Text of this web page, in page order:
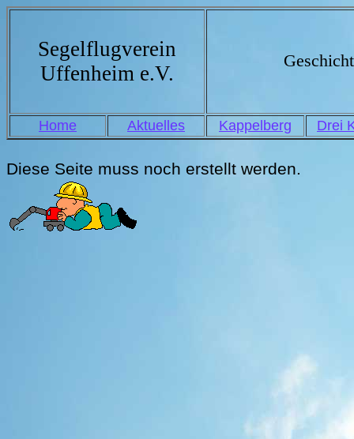
Segelflugverein
Uffenheim e.V.
Home Aktuelles Kappelberg Drei
Diese Seite muss noch erstellt werden.